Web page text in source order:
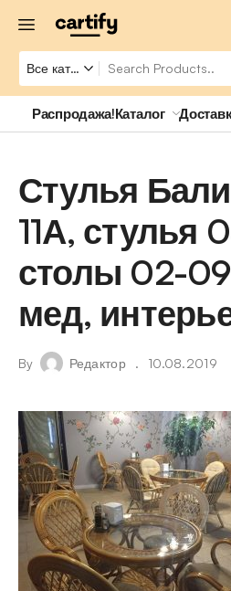
Распродажа!Каталог
Стулья
11А, стулья
столы 02-
мед,
By Редактор 10.08.2019